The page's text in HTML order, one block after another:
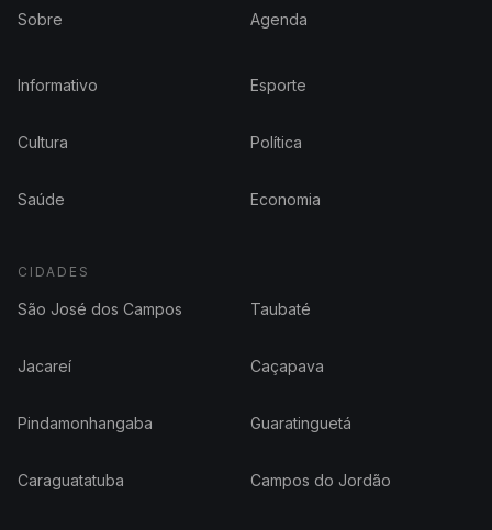
Sobre Agenda
Informativo Esporte
Cultura Política
Saúde Economia
CIDADES
São José dos Campos Taubaté
Jacareí Caçapava
Pindamonhangaba Guaratinguetá
Caraguatatuba Campos do Jordão